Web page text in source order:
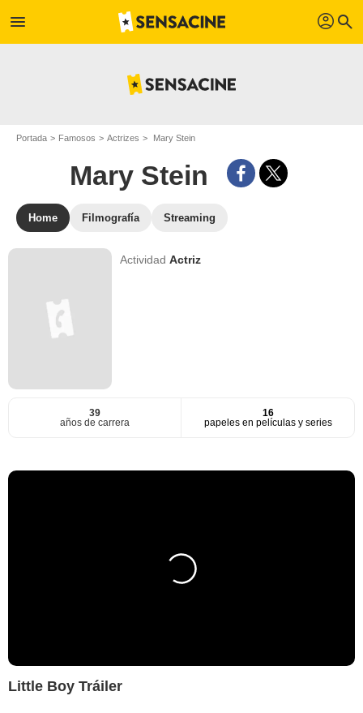
menu profil search
Portada Famosos Actrizes Mary Stein
Mary Stein
Home Filmografía Streaming
ActividadActriz
39
años de carrera
16
papeles en películas y series
Little Boy Tráiler